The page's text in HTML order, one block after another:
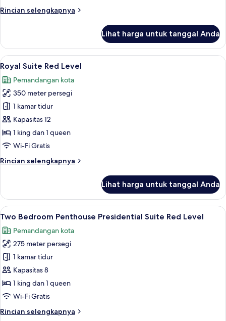
Rincian selengkapnya
Rincian
Supreme
Red
Level
Connecting
Room
Lihat harga untuk tanggal Anda
Lihat
semua
foto
untuk
Royal
Suite
Red
Level
Seprai premium, selimut bulu angsa,
6
Royal Suite Red Level
Pemandangan kota
350 meter persegi
1 kamar tidur
Kapasitas 12
1 king dan 1 queen
Wi-Fi Gratis
Rincian selengkapnya
Rincian
Royal
Suite
Red
Lihat harga untuk tanggal Anda
Lihat
semua
foto
untuk
Two
Bedroom
Penthouse
Presidential
Red
Seprai premium, selimut bulu angsa,
5
Two Bedroom Penthouse Presidential Suite Red Level
Pemandangan kota
275 meter persegi
1 kamar tidur
Kapasitas 8
1 king dan 1 queen
Wi-Fi Gratis
Rincian selengkapnya
Rincian